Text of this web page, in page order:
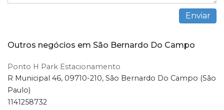
Outros negócios em São Bernardo Do Campo
Ponto H Park Estacionamento
R Municipal 46, 09710-210, São Bernardo Do Campo (São
Paulo)
1141258732